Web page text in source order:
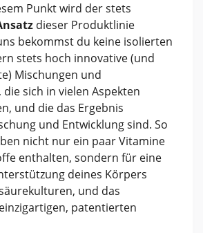
Punkt wird der stets
dieser Produktlinie
bekommst du keine isolierten
stets hoch innovative (und
Mischungen und
sich in vielen Aspekten
und die das Ergebnis
und Entwicklung sind. So
nicht nur ein paar Vitamine
enthalten, sondern für eine
deines Körpers
und das
patentierten